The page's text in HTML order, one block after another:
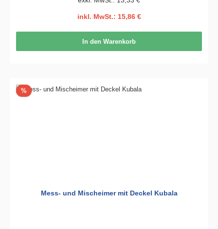
inkl. MwSt.: 15,86 €
In den Warenkorb
%Rabatt
Mess- und Mischeimer mit Deckel Kubala